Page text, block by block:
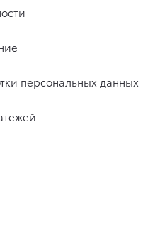
персональных данных